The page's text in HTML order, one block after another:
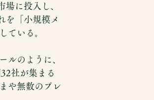
に投入し、
を「小規模メ
ている。
ルのように、
社が集まる
や無数のプレ